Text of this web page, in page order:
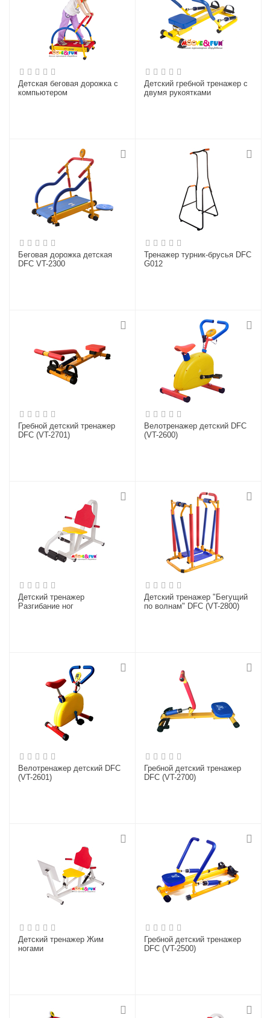
Детская беговая дорожка с
компьютером
Детский гребной тренажер с
двумя рукоятками
Беговая дорожка детская
DFC VT-2300
Тренажер турник-брусья DFC
G012
Гребной детский тренажер
DFC (VT-2701)
Велотренажер детский DFC
(VT-2600)
Детский тренажер
Разгибание ног
Детский тренажер "Бегущий
по волнам" DFC (VT-2800)
Велотренажер детский DFC
(VT-2601)
Гребной детский тренажер
DFC (VT-2700)
Детский тренажер Жим
ногами
Гребной детский тренажер
DFC (VT-2500)